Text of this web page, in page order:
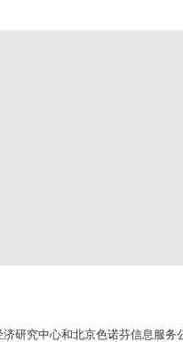
究中心和北京色诺芬信息服务